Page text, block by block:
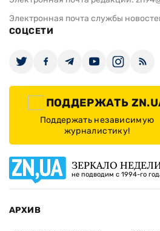
Электронная почта службы
СОЦСЕТИ
ПОДДЕРЖАТЬ
Поддержать независимую
журналистику!
ЗЕРКАЛО
не подводим с 1994-го
АРХИВ